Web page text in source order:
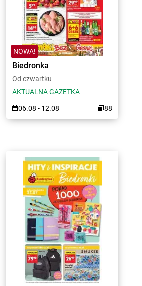
NOWA!
Biedronka
Od czwartku
AKTUALNA GAZETKA
06.08 - 12.08 88